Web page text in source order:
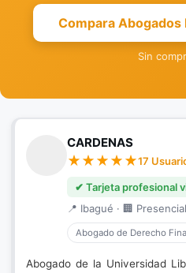
Compara Abogados
Sin
CARDENAS
17
✔ Tarjeta profesional
📍 Ibagué · 🏢
Abogado de Derecho
Abogado de la Universidad